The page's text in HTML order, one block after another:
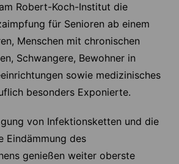
Robert-Koch-Institut die
für Senioren ab einem
Menschen mit chronischen
Schwangere, Bewohner in
sowie medizinisches
besonders Exponierte.
von Infektionsketten und die
Eindämmung des
genießen weiter oberste